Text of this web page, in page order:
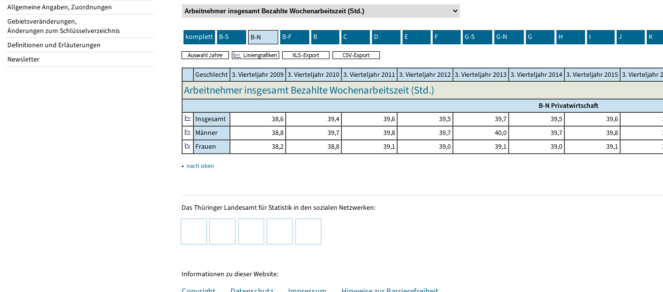
Allgemeine Angaben, Zuordnungen
Gebietsveränderungen,
Änderungen zum Schlüsselverzeichnis
Definitionen und Erläuterungen
Newsletter
komplett B-S B-N B-F B C D E F G-S G-N G H I J K
Geschlecht 3. Vierteljahr 2009 3. Vierteljahr 2010 3. Vierteljahr 2011 3. Vierteljahr 2012 3. Vierteljahr 2013 3. Vierteljahr 2014 3. Vierteljahr 2015 3. Vierteljahr
Arbeitnehmer insgesamt Bezahlte Wochenarbeitszeit (Std.)
B-N Privatwirtschaft
Insgesamt
38,6 39,4 39,6 39,5 39,7 39,5 39,6
Männer
38,8 39,7 39,8 39,7 40,0 39,7 39,8
Frauen
38,2 38,8 39,1 39,0 39,1 39,0 39,1
▴ nach oben
Das Thüringer Landesamt für Statistik in den sozialen Netzwerken:
Informationen zu dieser Website: